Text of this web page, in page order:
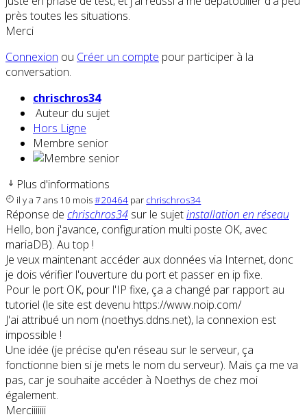
près toutes les situations.
Merci
Connexion ou Créer un compte pour participer à la
conversation.
chrischros34
Auteur du sujet
Hors Ligne
Membre senior
Plus d'informations
il y a 7 ans 10 mois#20464 par chrischros34
Réponse de chrischros34 sur le sujetinstallation en réseau
Hello, bon j'avance, configuration multi poste OK, avec
mariaDB). Au top !
Je veux maintenant accéder aux données via Internet, donc
je dois vérifier l'ouverture du port et passer en ip fixe.
Pour le port OK, pour l'IP fixe, ça a changé par rapport au
tutoriel (le site est devenu https://www.noip.com/
J'ai attribué un nom (noethys.ddns.net), la connexion est
impossible !
Une idée (je précise qu'en réseau sur le serveur, ça
fonctionne bien si je mets le nom du serveur). Mais ça me va
pas, car je souhaite accéder à Noethys de chez moi
également.
Merciiiiiii